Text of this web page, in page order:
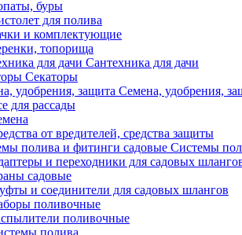
буры
для полива
и комплектующие
топорища
Сантехника для дачи
Секаторы
Семена, удобрения,
для рассады
от вредителей, средства защиты
Системы
и переходники для садовых
садовые
и соединители для садовых шлангов
поливочные
поливочные
полива